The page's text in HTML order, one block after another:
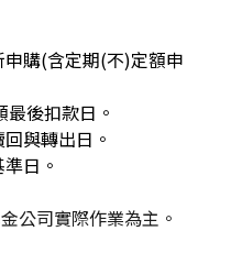
購(含定期(不)定額申
後扣款日。
與轉出日。
日。
公司實際作業為主。